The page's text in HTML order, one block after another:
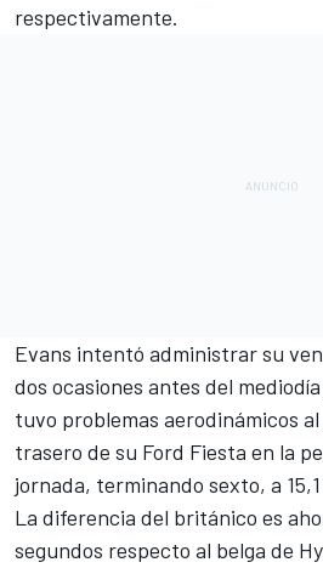
respectivamente.
Evans intentó administrar su
dos ocasiones antes del
tuvo problemas aerodinámicos
trasero de su Ford Fiesta en la
jornada, terminando sexto, a
La diferencia del británico es
segundos respecto al belga de